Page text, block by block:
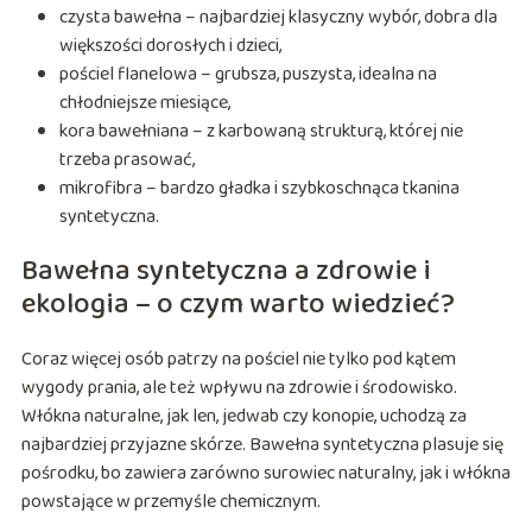
czysta bawełna – najbardziej klasyczny wybór, dobra dla
większości dorosłych i dzieci,
pościel flanelowa – grubsza, puszysta, idealna na
chłodniejsze miesiące,
kora bawełniana – z karbowaną strukturą, której nie
trzeba prasować,
mikrofibra – bardzo gładka i szybkoschnąca tkanina
syntetyczna.
Bawełna syntetyczna a zdrowie i
ekologia – o czym warto wiedzieć?
Coraz więcej osób patrzy na pościel nie tylko pod kątem
wygody prania, ale też wpływu na zdrowie i środowisko.
Włókna naturalne, jak len, jedwab czy konopie, uchodzą za
najbardziej przyjazne skórze. Bawełna syntetyczna plasuje się
pośrodku, bo zawiera zarówno surowiec naturalny, jak i włókna
powstające w przemyśle chemicznym.